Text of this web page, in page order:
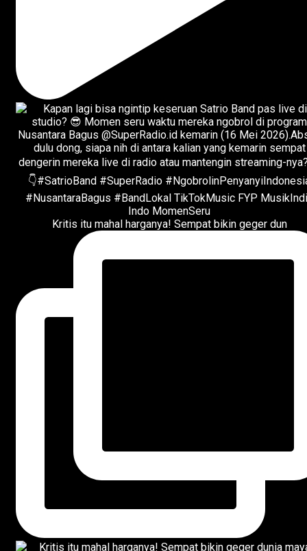
Kritis itu mahal harganya! Sempat bikin geger dun